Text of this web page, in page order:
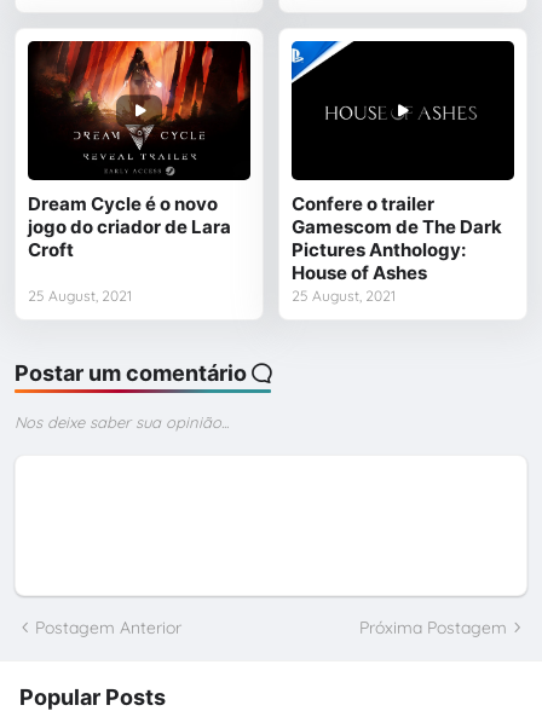
Dream Cycle é o novo
jogo do criador de Lara
Croft
25 August, 2021
Confere o trailer
Gamescom de The Dark
Pictures Anthology:
House of Ashes
25 August, 2021
Postar um comentário
Nos deixe saber sua opinião...
Postagem Anterior Próxima Postagem
Popular Posts